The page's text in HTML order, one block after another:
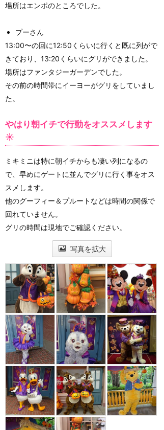
場所はエンポのところでした。
プーさん
13:00〜の回に12:50くらいに行くと既に列がで
きており、13:20くらいにグリができました。
場所はファンタジーガーデンでした。
その前の時間帯にイーヨーがグリをしていまし
た。
やはり朝イチで行動をオススメします
☀️
ミキミニは特に朝イチからも凄い列になるの
で、早めにゲートに並んでグリに行く事をオス
スメします。
他のグーフィー＆プルートなどは時間の関係で
回れていません。
グリの時間は現地でご確認ください。
写真を拡大